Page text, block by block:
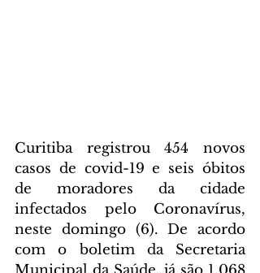
Curitiba registrou 454 novos
casos de covid-19 e seis óbitos
de moradores da cidade
infectados pelo Coronavírus,
neste domingo (6). De acordo
com o boletim da Secretaria